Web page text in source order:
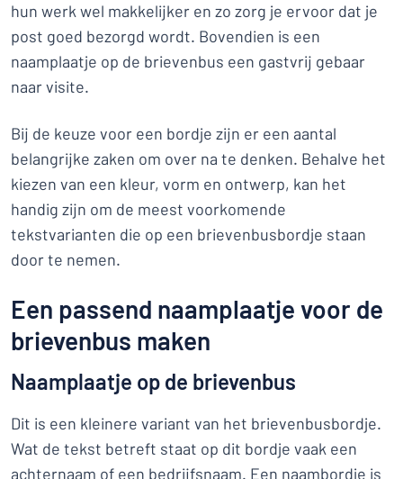
hun werk wel makkelijker en zo zorg je ervoor dat je
post goed bezorgd wordt. Bovendien is een
naamplaatje op de brievenbus een gastvrij gebaar
naar visite.
Bij de keuze voor een bordje zijn er een aantal
belangrijke zaken om over na te denken. Behalve het
kiezen van een kleur, vorm en ontwerp, kan het
handig zijn om de meest voorkomende
tekstvarianten die op een brievenbusbordje staan
door te nemen.
Een passend naamplaatje voor de
brievenbus maken
Naamplaatje op de brievenbus
Dit is een kleinere variant van het brievenbusbordje.
Wat de tekst betreft staat op dit bordje vaak een
achternaam of een bedrijfsnaam. Een naambordje is